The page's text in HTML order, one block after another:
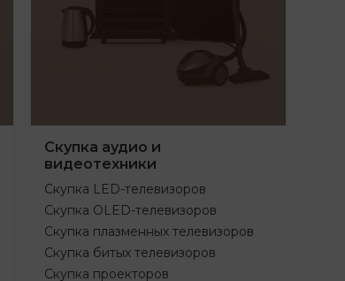
Скупка аудио и
видеотехники
Скупка LED-телевизоров
Скупка OLED-телевизоров
Скупка плазменных телевизоров
Скупка битых телевизоров
Скупка проекторов